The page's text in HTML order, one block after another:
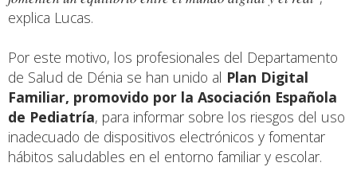
explica Lucas.
Por este motivo, los profesionales del Departamento
de Salud de Dénia se han unido al Plan Digital
Familiar, promovido por la Asociación Española
de Pediatría, para informar sobre los riesgos del uso
inadecuado de dispositivos electrónicos y fomentar
hábitos saludables en el entorno familiar y escolar.